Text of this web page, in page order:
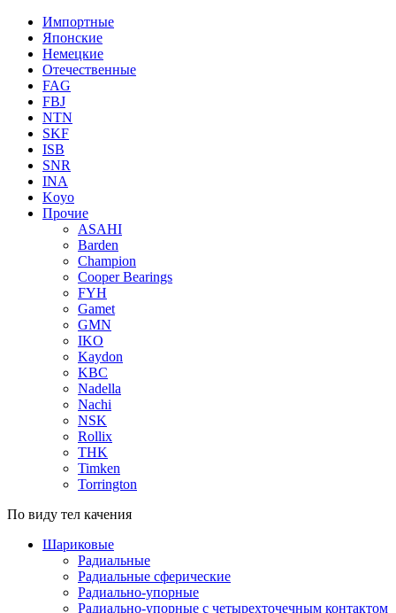
Импортные
Японские
Немецкие
Отечественные
FAG
FBJ
NTN
SKF
ISB
SNR
INA
Koyo
Прочие
ASAHI
Barden
Champion
Cooper Bearings
FYH
Gamet
GMN
IKO
Kaydon
KBC
Nadella
Nachi
NSK
Rollix
THK
Timken
Torrington
По виду тел качения
Шариковые
Радиальные
Радиальные сферические
Радиально-упорные
Радиально-упорные с четырехточечным контактом